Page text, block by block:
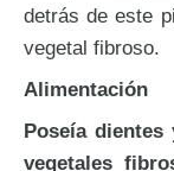
detrás de este
vegetal fibroso.
Alimentación
Poseía
vegetales